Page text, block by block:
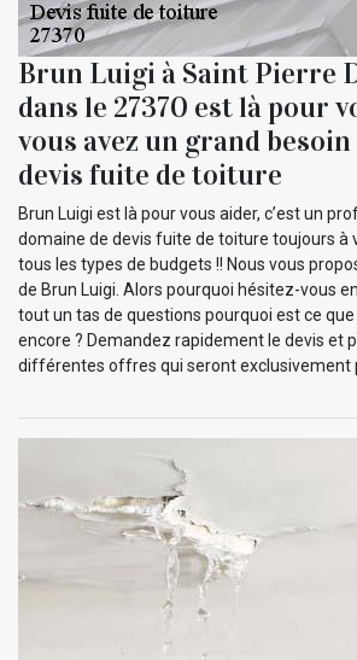
Brun Luigi à Saint Pierre
dans le 27370 est là pour
vous avez un grand
devis fuite de toiture
Brun Luigi est là pour vous aider, c’est un
domaine de devis fuite de toiture toujours à
tous les types de budgets !! Nous vous
de Brun Luigi. Alors pourquoi hésitez-vous
tout un tas de questions pourquoi est ce
encore ? Demandez rapidement le devis et
différentes offres qui seront exclusivement